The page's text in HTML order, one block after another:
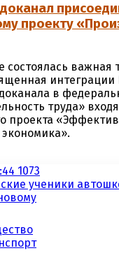
проекту
состоялась важная
интеграции
в
труда»
проекта
1073